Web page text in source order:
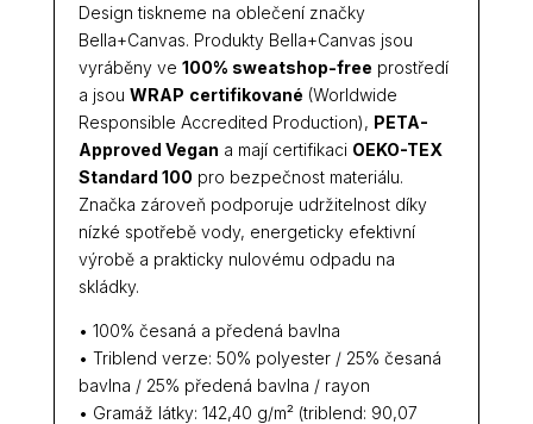
Design tiskneme na oblečení značky
Bella+Canvas. Produkty Bella+Canvas jsou
vyráběny ve 100% sweatshop-free prostředí
a jsou WRAP certifikované (Worldwide
Responsible Accredited Production), PETA-
Approved Vegan a mají certifikaci OEKO-TEX
Standard 100 pro bezpečnost materiálu.
Značka zároveň podporuje udržitelnost díky
nízké spotřebě vody, energeticky efektivní
výrobě a prakticky nulovému odpadu na
skládky.
• 100% česaná a předená bavlna
• Triblend verze: 50% polyester / 25% česaná
bavlna / 25% předená bavlna / rayon
• Gramáž látky: 142,40 g/m² (triblend: 90,07